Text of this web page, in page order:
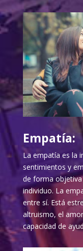
Empatía:
La empatía es la
sentimientos y
de forma
individuo. La
entre sí. Está
altruismo, el
capacidad de